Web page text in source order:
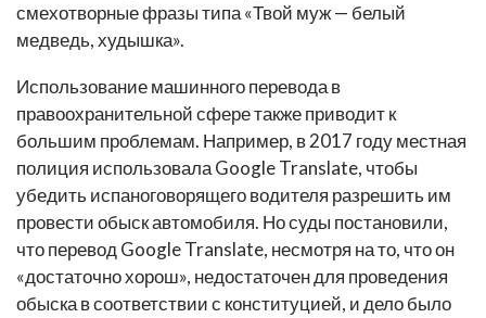
смехотворные фразы типа «Твой муж — белый
медведь, худышка».
Использование машинного перевода в
правоохранительной сфере также приводит к
большим проблемам. Например, в 2017 году местная
полиция использовала Google Translate, чтобы
убедить испаноговорящего водителя разрешить им
провести обыск автомобиля. Но суды постановили,
что перевод Google Translate, несмотря на то, что он
«достаточно хорош», недостаточен для проведения
обыска в соответствии с конституцией, и дело было